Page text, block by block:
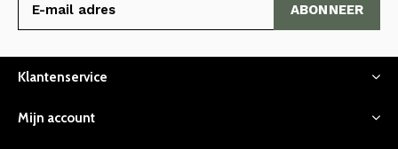
ABONNEER
Klantenservice
Mijn account